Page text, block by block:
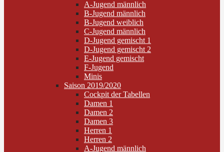
A-Jugend männlich
B-Jugend männlich
B-Jugend weiblich
C-Jugend männlich
D-Jugend gemischt 1
D-Jugend gemischt 2
E-Jugend gemischt
F-Jugend
Minis
Saison 2019/2020
Cockpit der Tabellen
Damen 1
Damen 2
Damen 3
Herren 1
Herren 2
A-Jugend männlich